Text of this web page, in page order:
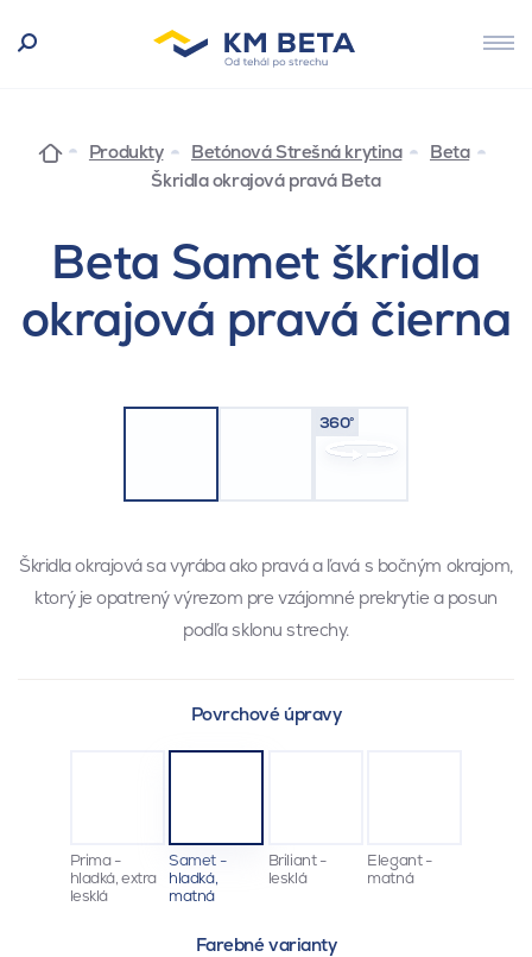
Produkty Betónová Strešná krytina
Beta
Škridla okrajová pravá Beta
Beta Samet škridla
okrajová pravá čierna
360°
Škridla okrajová sa vyrába ako pravá a ľavá s bočným okrajom,
ktorý je opatrený výrezom pre vzájomné prekrytie a posun
podľa sklonu strechy.
Povrchové úpravy
Prima -
hladká, extra
lesklá
Samet -
hladká,
matná
Briliant -
lesklá
Elegant -
matná
Farebné varianty